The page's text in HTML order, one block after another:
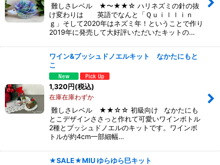
難しさレベル ★〜★★☆ ハリネズミの針の抜
け変わりは 英語でなんと「Ｑｕｉｌｌｉｎ
ｇ」そして2020年はネズミ年！ということで作り
2019年に発売して大好評いただいたキットの…
ワイン&ブッシュドノエルキット なかたにもと
こ
1,320円(税込)
在庫在庫わずか
難しさレベル ★★☆☆ 初級向け なかたにも
とこデザインささっと作れて可愛いワインボトル
2種とブッシュドノエルのキットです。ワインボ
トルが約4cm一部細幅…
★SALE★MIU ゆらゆら巳キット